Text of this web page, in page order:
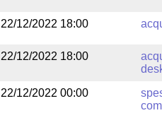
22/12/2022 18:00
22/12/2022 18:00
22/12/2022 00:00